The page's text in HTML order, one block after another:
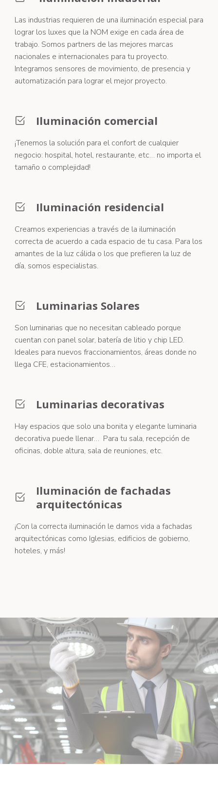
Las industrias requieren de una iluminación especial para
lograr los luxes que la NOM exige en cada área de
trabajo. Somos partners de las mejores marcas
nacionales e internacionales para tu proyecto.
Integramos sensores de movimiento, de presencia y
automatización para lograr el mejor proyecto.
Iluminación comercial
¡Tenemos la solución para el confort de cualquier
negocio: hospital, hotel, restaurante, etc… no importa el
tamaño o complejidad!
Iluminación residencial
Creamos experiencias a través de la iluminación
correcta de acuerdo a cada espacio de tu casa. Para los
amantes de la luz cálida o los que prefieren la luz de
día, somos especialistas.
Luminarias Solares
Son luminarias que no necesitan cableado porque
cuentan con panel solar, batería de litio y chip LED.
Ideales para nuevos fraccionamientos, áreas donde no
llega CFE, estacionamientos…
Luminarias decorativas
Hay espacios que solo una bonita y elegante luminaria
decorativa puede llenar… Para tu sala, recepción de
oficinas, doble altura, sala de reuniones, etc.
Iluminación de fachadas
arquitectónicas
¡Con la correcta iluminación le damos vida a fachadas
arquitectónicas como Iglesias, edificios de gobierno,
hoteles, y más!